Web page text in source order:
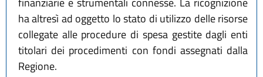
ha altresì ad oggetto lo stato di utilizzo delle risorse
collegate alle procedure di spesa gestite dagli enti
titolari dei procedimenti con fondi assegnati dalla
Regione.